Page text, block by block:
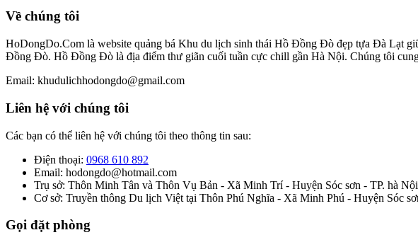
Về chúng tôi
HoDongDo.Com là website quảng bá Khu du lịch sinh thái Hồ Đồng Đò đẹp tựa Đà Lạt
Đồng Đò. Hồ Đồng Đò là địa điểm thư giãn cuối tuần cực chill gần Hà Nội. Chúng tôi
Email: khudulichhodongdo@gmail.com
Liên hệ với chúng tôi
Các bạn có thể liên hệ với chúng tôi theo thông tin sau:
Điện thoại: 0968 610 892
Email: hodongdo@hotmail.com
Trụ sở: Thôn Minh Tân và Thôn Vụ Bản - Xã Minh Trí - Huyện Sóc sơn - TP. hà
Cơ sở: Truyền thông Du lịch Việt tại Thôn Phú Nghĩa - Xã Minh Phú - Huyện Sóc
Gọi đặt phòng